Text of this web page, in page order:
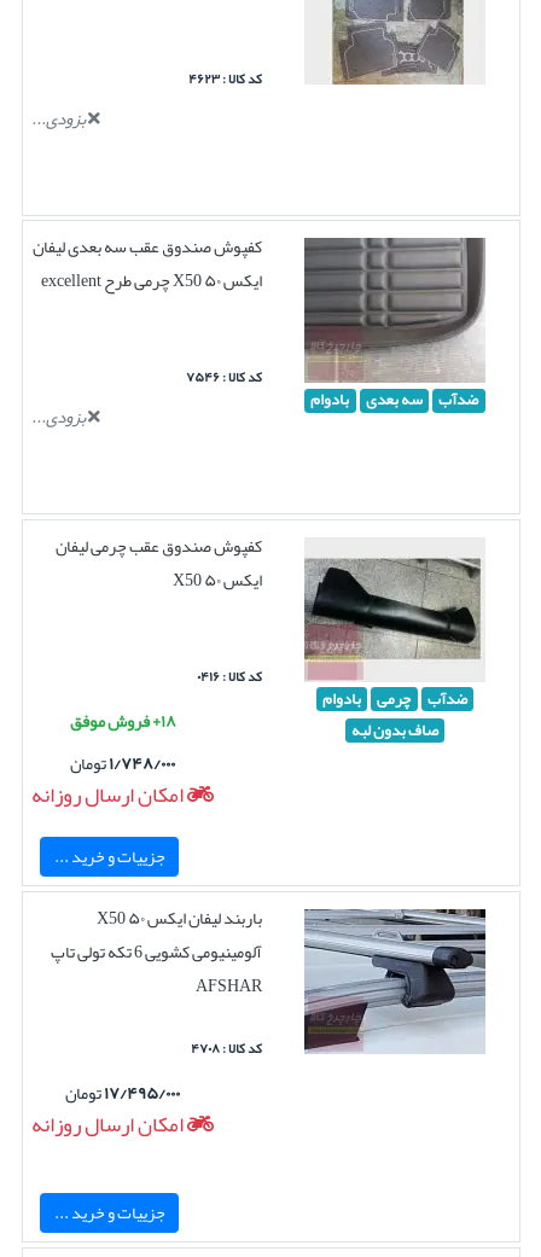
کد کالا : ۴۶۲۳
بزودی...
ضدآب سه بعدی بادوام
کفپوش صندوق عقب سه بعدی لیفان
ایکس ۵۰ X50 چرمی طرح excellent
کد کالا : ۷۵۴۶
بزودی...
ضدآب چرمی بادوام
صاف بدون لبه
کفپوش صندوق عقب چرمی لیفان
ایکس ۵۰ X50
کد کالا : ۰۴۱۶
۱۸+ فروش موفق
۱/۷۴۸/۰۰۰تومان
امکان ارسال روزانه
جزییات و خرید ...
باربند لیفان ایکس ۵۰ X50
آلومینیومی کشویی 6 تکه تولی تاپ
AFSHAR
کد کالا : ۴۷۰۸
۱۷/۴۹۵/۰۰۰تومان
امکان ارسال روزانه
جزییات و خرید ...